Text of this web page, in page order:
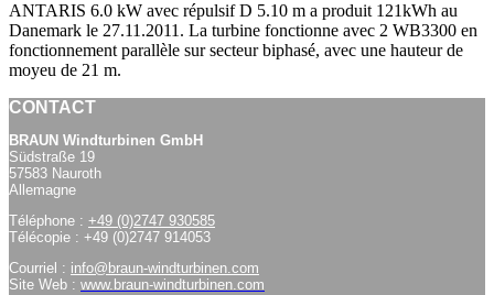
ANTARIS 6.0 kW avec répulsif D 5.10 m a produit 121kWh au
Danemark le 27.11.2011. La turbine fonctionne avec 2 WB3300 en
fonctionnement parallèle sur secteur biphasé, avec une hauteur de
moyeu de 21 m.
CONTACT
BRAUN Windturbinen GmbH
Südstraße 19
57583 Nauroth
Allemagne
Téléphone : +49 (0)2747 930585
Télécopie : +49 (0)2747 914053
Courriel : info@braun-windturbinen.com
Site Web : www.braun-windturbinen.com